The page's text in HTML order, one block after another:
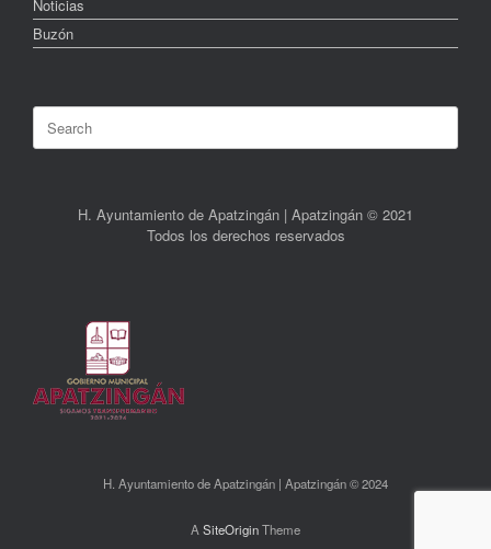
Noticias
Buzón
Search
for:
H. Ayuntamiento de Apatzingán | Apatzingán © 2021
Todos los derechos reservados
H. Ayuntamiento de Apatzingán | Apatzingán © 2024
ASiteOriginTheme